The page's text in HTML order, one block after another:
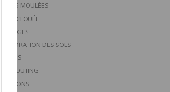
PAROIS MOULÉES
PAROI CLOUÉE
ANCRAGES
AMÉLIORATION DES SOLS
BUTONS
JET GROUTING
INJECTIONS